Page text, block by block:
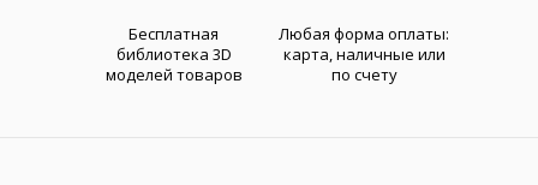
Бесплатная
библиотека 3D
моделей товаров
Любая форма оплаты:
карта, наличные или
по счету